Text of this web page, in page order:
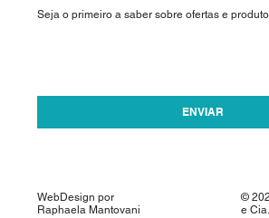
Seja o primeiro a saber sobre ofertas e
ENVIAR
WebDesign por
Raphaela Mantovani
©
e